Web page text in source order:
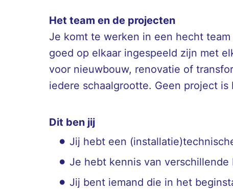
Het team en de projecten
Je komt te werken in een hecht
goed op elkaar ingespeeld zijn met
voor nieuwbouw, renovatie of
iedere schaalgrootte. Geen project is
Dit ben jij
Jij hebt een
Je hebt kennis van
Jij bent iemand die in het